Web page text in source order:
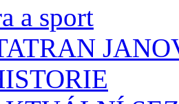
a sport